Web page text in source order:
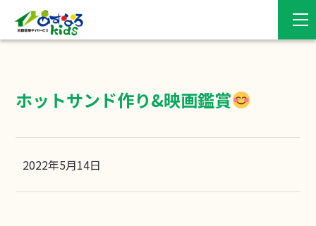
ホットサンド作り&映画鑑賞
2022年5月14日